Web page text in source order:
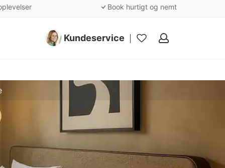
Book hurtigt og nemt
Kundeservice
Mine